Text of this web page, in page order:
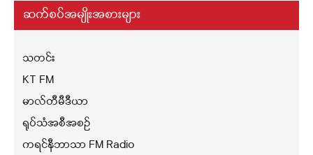
ဆက်စပ်အမျိုးအစားများ
သတင်း
KT FM
မာလ်တီမီဒီယာ
ရုပ်သံအစီအစဉ်
ကရင်နီဘာသာ FM Radio